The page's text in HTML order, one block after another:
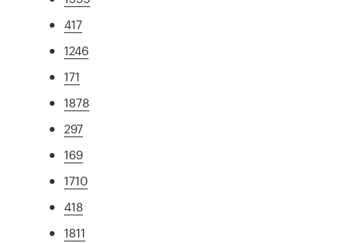
417
1246
171
1878
297
169
1710
418
1811